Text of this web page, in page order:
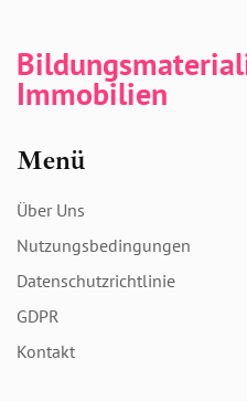
Immobilien
Menü
Über Uns
Nutzungsbedingungen
Datenschutzrichtlinie
GDPR
Kontakt